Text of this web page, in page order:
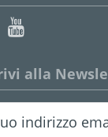
alla